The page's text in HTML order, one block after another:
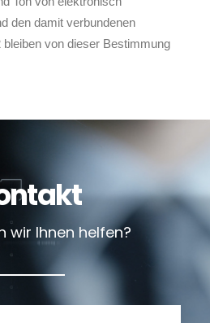
den damit verbundenen
von dieser Bestimmung
wir Ihnen helfen?